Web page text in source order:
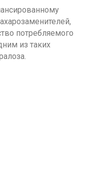
потребляемого
из таких